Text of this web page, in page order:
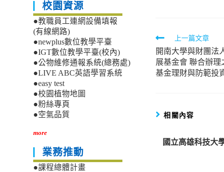
Read
more
articles
上一篇文章
開南大學與財團法
展基金會 聯合辦
基金理財與防範投
相關內容
國立高雄科技大
校園資源
●教職員工連網設備填報
(有線網路)
●newplus數位教學平臺
●IGT數位教學平臺(校內)
●公物維修通報系統(總務處)
●LIVE ABC英語學習系統
●easy test
●校園植物地圖
●粉絲專頁
●空氣品質
more
業務推動
●課程總體計畫